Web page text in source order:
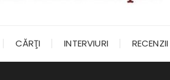
CĂRŢI INTERVIURI RECENZII